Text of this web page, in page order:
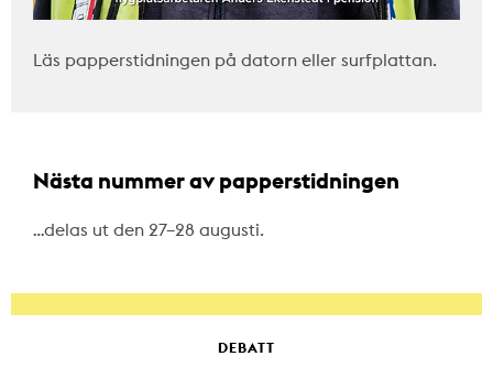
Läs papperstidningen på datorn eller surfplattan.
Nästa nummer av papperstidningen
…delas ut den 27–28 augusti.
DEBATT